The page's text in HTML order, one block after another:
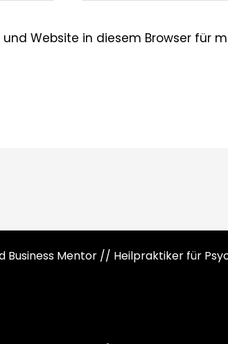
und Website in diesem Browser für
Business Mentor // Heilpraktiker für